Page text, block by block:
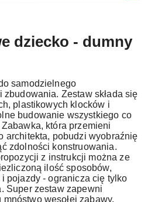
dziecko - dumny
samodzielnego
Zestaw składa się
plastikowych klocków i
budowanie wszystkiego co
która przemieni
architekta, pobudzi wyobraźnię
zdolności konstruowania.
z instrukcji można ze
ilość sposobów,
i pojazdy - ogranicza cię tylko
Super zestaw zapewni
wesołej zabawy.